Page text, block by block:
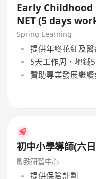
Early
NET (5 days
including
Spring Learning
提供年終花紅及
5天工作周，地鐵
贊助專業發展繼
初中小學導師(六
勵致研習中心
提供保險計劃